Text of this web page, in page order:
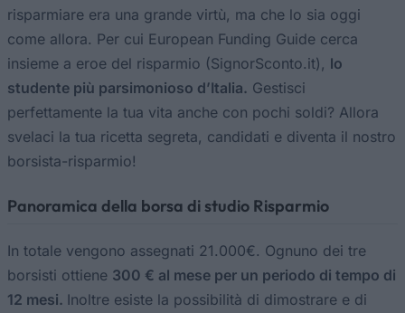
risparmiare era una grande virtù, ma che lo sia oggi
come allora. Per cui European Funding Guide cerca
insieme a eroe del risparmio (SignorSconto.it), lo
studente più parsimonioso d’Italia. Gestisci
perfettamente la tua vita anche con pochi soldi? Allora
svelaci la tua ricetta segreta, candidati e diventa il nostro
borsista-risparmio!
Panoramica della borsa di studio Risparmio
In totale vengono assegnati 21.000€. Ognuno dei tre
borsisti ottiene 300 € al mese per un periodo di tempo di
12 mesi. Inoltre esiste la possibilità di dimostrare e di